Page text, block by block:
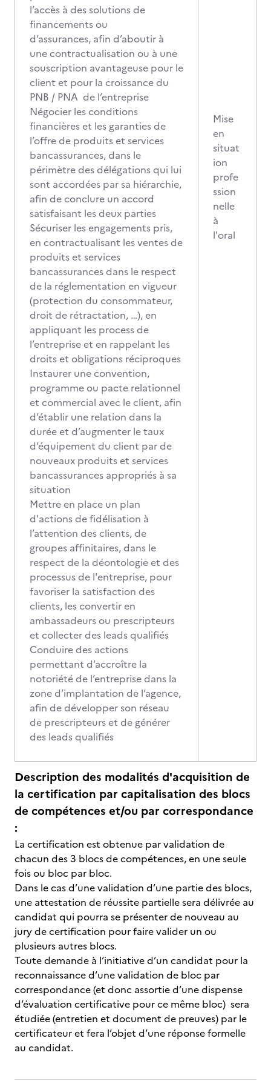
l’accès à des solutions de
financements ou
d’assurances, afin d’aboutir à
une contractualisation ou à une
souscription avantageuse pour le
client et pour la croissance du
PNB / PNA de l’entreprise
Négocier les conditions
financières et les garanties de
l’offre de produits et services
bancassurances, dans le
périmètre des délégations qui lui
sont accordées par sa hiérarchie,
afin de conclure un accord
satisfaisant les deux parties
Sécuriser les engagements pris,
en contractualisant les ventes de
produits et services
bancassurances dans le respect
de la réglementation en vigueur
(protection du consommateur,
droit de rétractation, …), en
appliquant les process de
l’entreprise et en rappelant les
droits et obligations réciproques
Instaurer une convention,
programme ou pacte relationnel
et commercial avec le client, afin
d’établir une relation dans la
durée et d’augmenter le taux
d’équipement du client par de
nouveaux produits et services
bancassurances appropriés à sa
situation
Mettre en place un plan
d'actions de fidélisation à
l’attention des clients, de
groupes affinitaires, dans le
respect de la déontologie et des
processus de l'entreprise, pour
favoriser la satisfaction des
clients, les convertir en
ambassadeurs ou prescripteurs
et collecter des leads qualifiés
Conduire des actions
permettant d’accroître la
notoriété de l’entreprise dans la
zone d’implantation de l’agence,
afin de développer son réseau
de prescripteurs et de générer
des leads qualifiés
Mise
en
situat
ion
profe
ssion
nelle
à
l'oral
Description des modalités d'acquisition de
la certification par capitalisation des blocs
de compétences et/ou par correspondance
:
La certification est obtenue par validation de
chacun des 3 blocs de compétences, en une seule
fois ou bloc par bloc.
Dans le cas d’une validation d’une partie des blocs,
une attestation de réussite partielle sera délivrée au
candidat qui pourra se présenter de nouveau au
jury de certification pour faire valider un ou
plusieurs autres blocs.
Toute demande à l’initiative d’un candidat pour la
reconnaissance d’une validation de bloc par
correspondance (et donc assortie d’une dispense
d’évaluation certificative pour ce même bloc) sera
étudiée (entretien et document de preuves) par le
certificateur et fera l’objet d’une réponse formelle
au candidat.